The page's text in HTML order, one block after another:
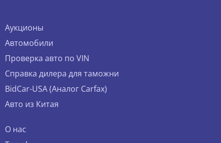
Аукционы
Автомобили
Проверка авто по VIN
Справка дилера для таможни
BidCar-USA (Аналог Carfax)
Авто из Китая
О нас